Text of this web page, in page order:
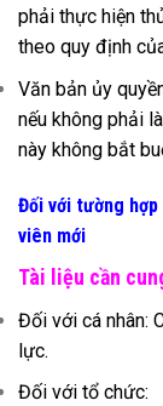
phải thực hiện
theo quy định
Văn bản ủy
nếu không phải
này không bắt
Đối với tường
viên mới
Tài liệu cần
Đối với cá nhân:
lực.
Đối với tổ chức: